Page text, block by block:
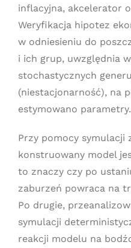
inflacyjna, akcelerator
Weryfikacja hipotez
w odniesieniu do
i ich grup, uwzględnia
stochastycznych
(niestacjonarność), na
estymowano parametry.
Przy pomocy symulacji
konstruowany model
to znaczy czy po
zaburzeń powraca na
Po drugie,
symulacji
reakcji modelu na